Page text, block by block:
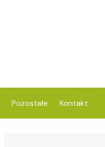
Pozostałe Kontakt